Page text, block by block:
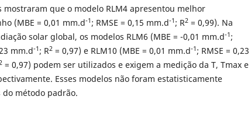
mostraram que o modelo RLM4 apresentou melhor
(MBE = 0,01 mm.d-1 ; RMSE = 0,15 mm.d-1 ; R2 = 0,99). Na
solar global, os modelos RLM6 (MBE = -0,01 mm.d-1 ;
mm.d-1 ; R2 = 0,97) e RLM10 (MBE = 0,01 mm.d-1 ; RMSE = 0,23
2 = 0,97) podem ser utilizados e exigem a medição da T, Tmax e
Esses modelos não foram estatisticamente
método padrão.